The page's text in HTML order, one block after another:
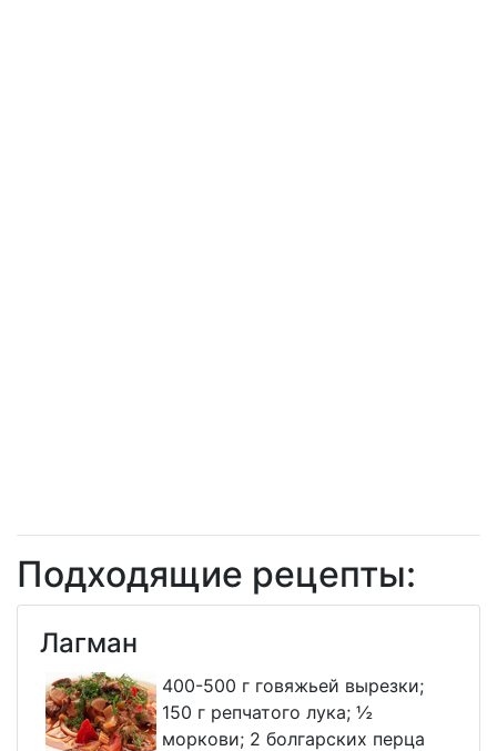
Подходящие рецепты:
Лагман
400-500 г говяжьей вырезки;
150 г репчатого лука; ½
моркови; 2 болгарских перца